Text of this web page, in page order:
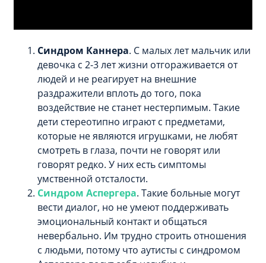
Синдром Каннера. С малых лет мальчик или
девочка с 2-3 лет жизни отгораживается от
людей и не реагирует на внешние
раздражители вплоть до того, пока
воздействие не станет нестерпимым. Такие
дети стереотипно играют с предметами,
которые не являются игрушками, не любят
смотреть в глаза, почти не говорят или
говорят редко. У них есть симптомы
умственной отсталости.
Синдром Аспергера. Такие больные могут
вести диалог, но не умеют поддерживать
эмоциональный контакт и общаться
невербально. Им трудно строить отношения
с людьми, потому что аутисты с синдромом